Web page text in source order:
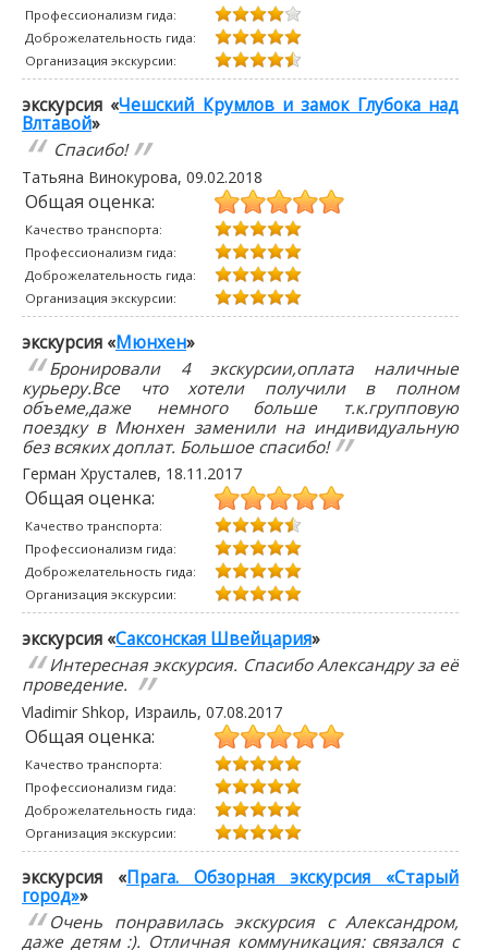
Профессионализм гида:
Доброжелательность гида:
Организация экскурсии:
экскурсия «Чешский Крумлов и замок Глубока над
Влтавой»
Спасибо!
Татьяна Винокурова, 09.02.2018
Общая оценка:
Качество транспорта:
Профессионализм гида:
Доброжелательность гида:
Организация экскурсии:
экскурсия «Мюнхен»
Бронировали 4 экскурсии,оплата наличные
курьеру.Все что хотели получили в полном
объеме,даже немного больше т.к.групповую
поездку в Мюнхен заменили на индивидуальную
без всяких доплат. Большое спасибо!
Герман Хрусталев, 18.11.2017
Общая оценка:
Качество транспорта:
Профессионализм гида:
Доброжелательность гида:
Организация экскурсии:
экскурсия «Саксонская Швейцария»
Интересная экскурсия. Спасибо Александру за её
проведение.
Vladimir Shkop, Израиль, 07.08.2017
Общая оценка:
Качество транспорта:
Профессионализм гида:
Доброжелательность гида:
Организация экскурсии:
экскурсия «Прага. Обзорная экскурсия «Старый
город»»
Очень понравилась экскурсия с Александром,
даже детям :). Отличная коммуникация: связался с